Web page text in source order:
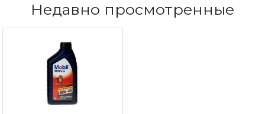
Недавно просмотренные